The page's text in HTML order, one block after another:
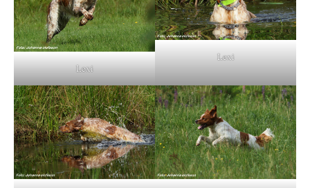
Lexi
Lexi